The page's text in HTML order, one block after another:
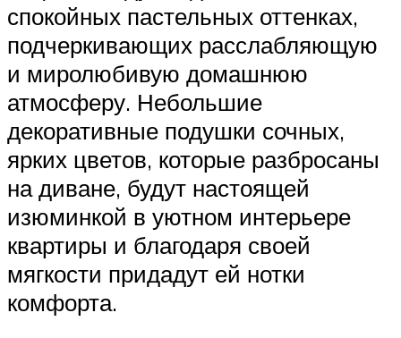
спокойных пастельных оттенках,
подчеркивающих расслабляющую
и миролюбивую домашнюю
атмосферу. Небольшие
декоративные подушки сочных,
ярких цветов, которые разбросаны
на диване, будут настоящей
изюминкой в уютном интерьере
квартиры и благодаря своей
мягкости придадут ей нотки
комфорта.